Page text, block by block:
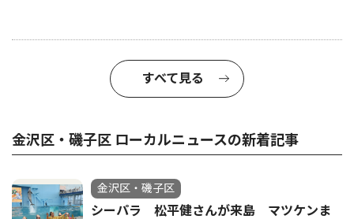
すべて見る
金沢区・磯子区 ローカルニュースの新着記事
金沢区・磯子区
シーパラ 松平健さんが来島 マツケンま